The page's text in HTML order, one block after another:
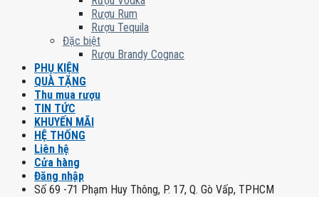
Rượu Rum
Rượu Tequila
Đặc biệt
Rượu Brandy Cognac
PHỤ KIỆN
QUÀ TẶNG
Thu mua rượu
TIN TỨC
KHUYẾN MÃI
HỆ THỐNG
Liên hệ
Cửa hàng
Đăng nhập
Số 69 -71 Phạm Huy Thông, P. 17, Q. Gò Vấp, TPHCM